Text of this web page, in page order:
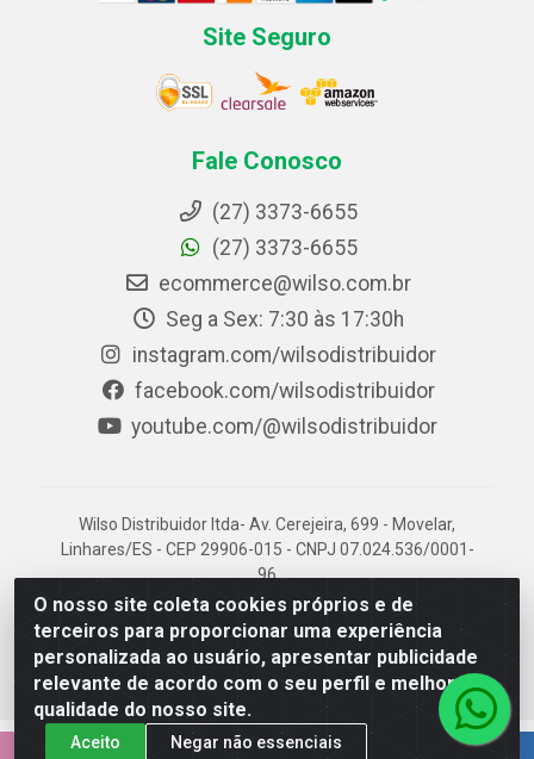
O nosso site coleta cookies próprios e de
terceiros para proporcionar uma experiência
personalizada ao usuário, apresentar publicidade
relevante de acordo com o seu perfil e melhorar a
qualidade do nosso site.
Aceito Negar não essenciais
Site Seguro
Fale Conosco
(27) 3373-6655
(27) 3373-6655
ecommerce@wilso.com.br
Seg a Sex: 7:30 às 17:30h
instagram.com/wilsodistribuidor
facebook.com/wilsodistribuidor
youtube.com/@wilsodistribuidor
Wilso Distribuidor ltda- Av. Cerejeira, 699 - Movelar,
Linhares/ES - CEP 29906-015 - CNPJ 07.024.536/0001-
96